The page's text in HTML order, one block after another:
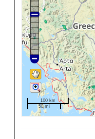
100 km
50 mi